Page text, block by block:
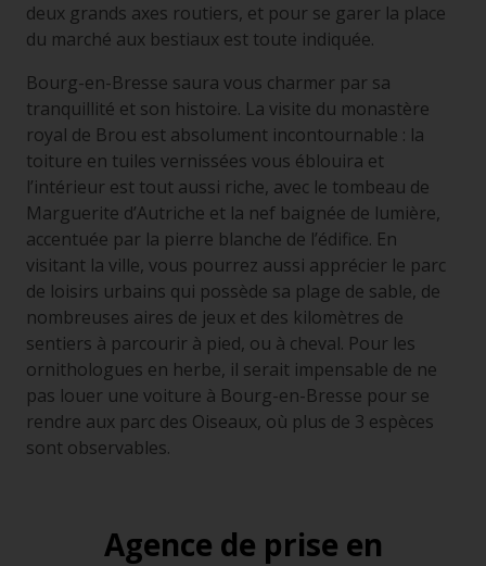
deux grands axes routiers, et pour se garer la place
du marché aux bestiaux est toute indiquée.
Bourg-en-Bresse saura vous charmer par sa
tranquillité et son histoire. La visite du monastère
royal de Brou est absolument incontournable : la
toiture en tuiles vernissées vous éblouira et
l’intérieur est tout aussi riche, avec le tombeau de
Marguerite d’Autriche et la nef baignée de lumière,
accentuée par la pierre blanche de l’édifice. En
visitant la ville, vous pourrez aussi apprécier le parc
de loisirs urbains qui possède sa plage de sable, de
nombreuses aires de jeux et des kilomètres de
sentiers à parcourir à pied, ou à cheval. Pour les
ornithologues en herbe, il serait impensable de ne
pas louer une voiture à Bourg-en-Bresse pour se
rendre aux parc des Oiseaux, où plus de 3 espèces
sont observables.
Agence de prise en